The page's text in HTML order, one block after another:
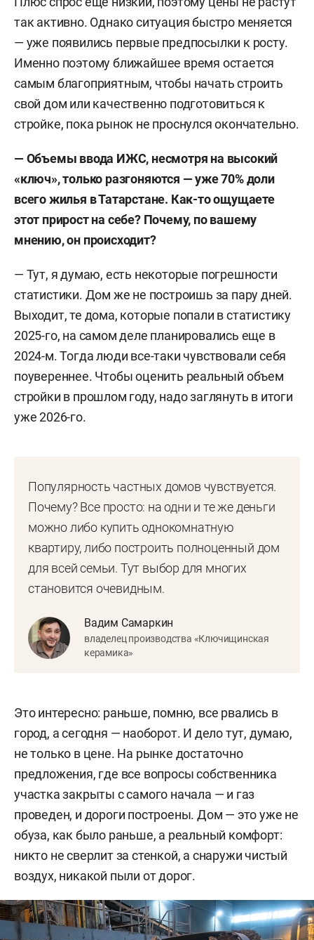
так активно. Однако ситуация быстро меняется
— уже появились первые предпосылки к росту.
Именно поэтому ближайшее время остается
самым благоприятным, чтобы начать строить
свой дом или качественно подготовиться к
стройке, пока рынок не проснулся окончательно.
— Объемы ввода ИЖС, несмотря на высокий
«ключ», только разгоняются — уже 70% доли
всего жилья в Татарстане. Как-то ощущаете
этот прирост на себе? Почему, по вашему
мнению, он происходит?
— Тут, я думаю, есть некоторые погрешности
статистики. Дом же не построишь за пару дней.
Выходит, те дома, которые попали в статистику
2025-го, на самом деле планировались еще в
2024-м. Тогда люди все-таки чувствовали себя
поувереннее. Чтобы оценить реальный объем
стройки в прошлом году, надо заглянуть в итоги
уже 2026-го.
Популярность частных домов чувствуется.
Почему? Все просто: на одни и те же деньги
можно либо купить однокомнатную
квартиру, либо построить полноценный дом
для всей семьи. Тут выбор для многих
становится очевидным.
Вадим Самаркин
владелец производства «Ключищинская
керамика»
Это интересно: раньше, помню, все рвались в
город, а сегодня — наоборот. И дело тут, думаю,
не только в цене. На рынке достаточно
предложения, где все вопросы собственника
участка закрыты с самого начала — и газ
проведен, и дороги построены. Дом — это уже не
обуза, как было раньше, а реальный комфорт:
никто не сверлит за стенкой, а снаружи чистый
воздух, никакой пыли от дорог.